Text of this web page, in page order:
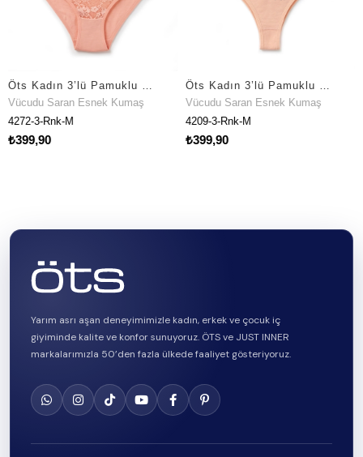
Öts Kadın 3’lü Pamuklu Külot Önü Dantelli Ergonomik Tasarım (4272-3)
Esnek Kumaş
M
Öts Kadın 3’lü Pamuklu Külot Baskılı Brazilian Premium Günlük Kullanım (4209-3)
Vücudu Saran Esnek Kumaş
4209-3-Rnk-M
Vücudu
Yarım asrı aşan deneyimimizle kadın, erkek ve çocuk iç
giyiminde kalite ve konfor sunuyoruz. ÖTS ve JUST INNER
markalarımızla 50’den fazla ülkede faaliyet gösteriyoruz.